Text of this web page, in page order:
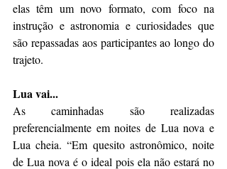
elas têm um novo formato, com foco na
instrução e astronomia e curiosidades que
são repassadas aos participantes ao longo do
trajeto.
Lua vai...
As caminhadas são realizadas
preferencialmente em noites de Lua nova e
Lua cheia. “Em quesito astronômico, noite
de Lua nova é o ideal pois ela não estará no